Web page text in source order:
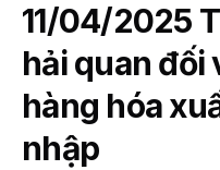
11/04/2025
hải quan đối
hàng hóa
nhập